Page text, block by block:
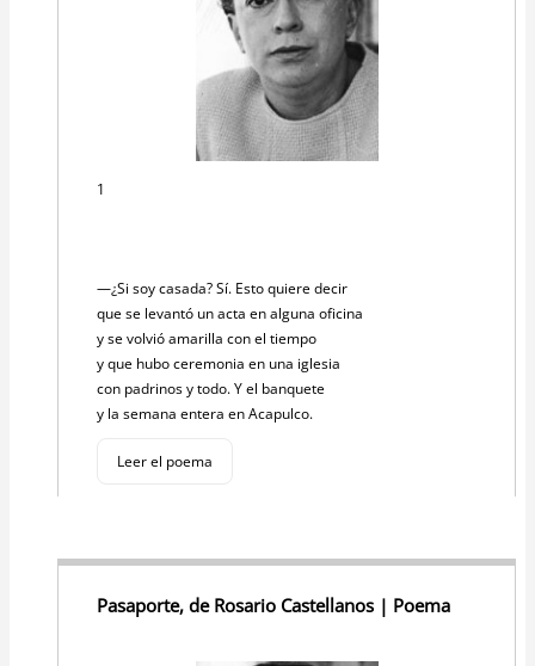
1
—¿Si soy casada? Sí. Esto quiere decir
que se levantó un acta en alguna oficina
y se volvió amarilla con el tiempo
y que hubo ceremonia en una iglesia
con padrinos y todo. Y el banquete
y la semana entera en Acapulco.
Leer el poema
Pasaporte, de Rosario Castellanos | Poema